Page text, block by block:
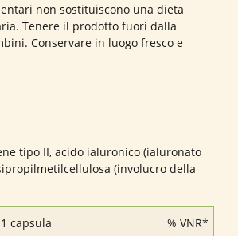
non sostituiscono una dieta
Tenere il prodotto fuori dalla
Conservare in luogo fresco e
tipo II, acido ialuronico (ialuronato
(involucro della
capsula % VNR*